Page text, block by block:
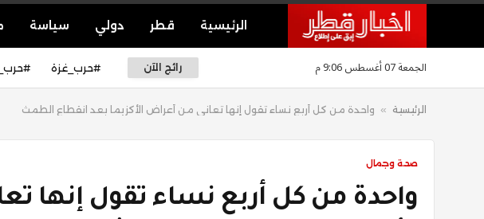
الرئيسية قطر دولي سياسة
الجمعة 07 أغسطس 9:06 م رائج الآن #حرب_غزة
الرئيسية » واحدة من كل أربع نساء تقول إنها تعاني من أعراض الأكزيما بعد انقطاع الطمث
صحة وجمال
واحدة من كل أربع نساء تقول إنها